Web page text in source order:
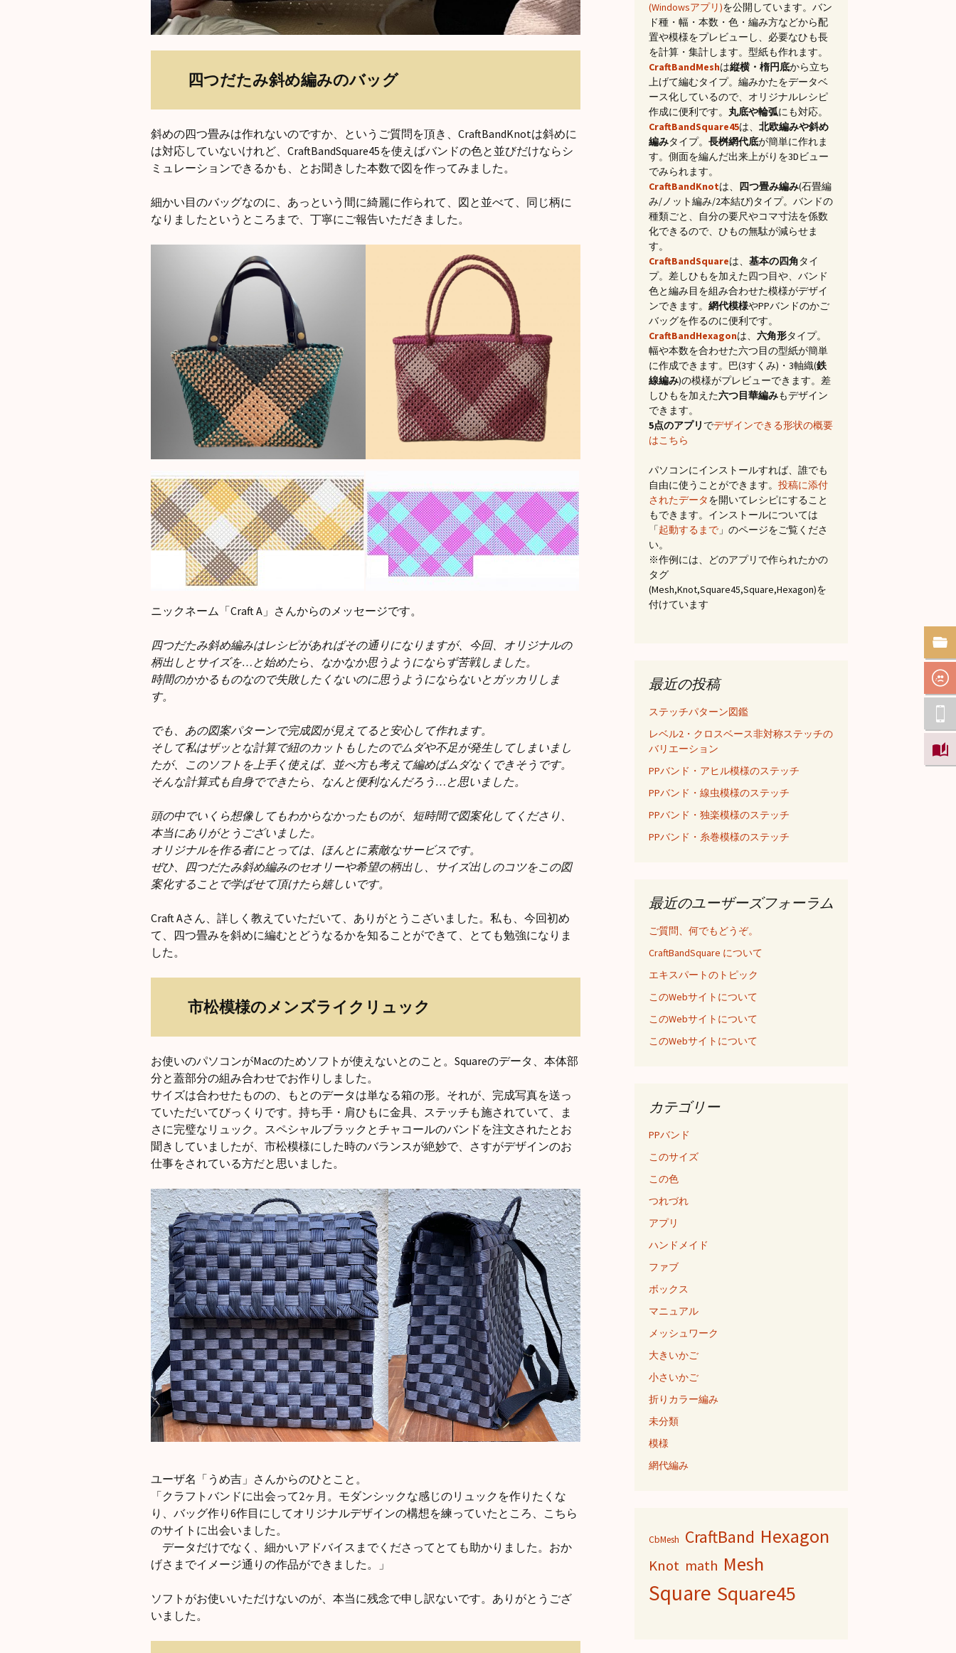
四つだたみ斜め編みのバッグ
斜めの四つ畳みは作れないのですか、というご質問を頂き、CraftBandKnotは斜めに
は対応していないけれど、CraftBandSquare45を使えばバンドの色と並びだけならシ
ミュレーションできるかも、とお聞きした本数で図を作ってみました。
細かい目のバッグなのに、あっという間に綺麗に作られて、図と並べて、同じ柄に
なりましたというところまで、丁寧にご報告いただきました。
ニックネーム「Craft A」さんからのメッセージです。
四つだたみ斜め編みはレシピがあればその通りになりますが、今回、オリジナルの
柄出しとサイズを…と始めたら、なかなか思うようにならず苦戦しました。
時間のかかるものなので失敗したくないのに思うようにならないとガッカリしま
す。
でも、あの図案パターンで完成図が見えてると安心して作れます。
そして私はザッとな計算で紐のカットもしたのでムダや不足が発生してしまいまし
たが、このソフトを上手く使えば、並べ方も考えて編めばムダなくできそうです。
そんな計算式も自身でできたら、なんと便利なんだろう…と思いました。
頭の中でいくら想像してもわからなかったものが、短時間で図案化してくださり、
本当にありがとうございました。
オリジナルを作る者にとっては、ほんとに素敵なサービスです。
ぜひ、四つだたみ斜め編みのセオリーや希望の柄出し、サイズ出しのコツをこの図
案化することで学ばせて頂けたら嬉しいです。
Craft Aさん、詳しく教えていただいて、ありがとうこざいました。私も、今回初め
て、四つ畳みを斜めに編むとどうなるかを知ることができて、とても勉強になりま
した。
市松模様のメンズライクリュック
お使いのパソコンがMacのためソフトが使えないとのこと。Squareのデータ、本体部
分と蓋部分の組み合わせでお作りしました。
サイズは合わせたものの、もとのデータは単なる箱の形。それが、完成写真を送っ
ていただいてびっくりです。持ち手・肩ひもに金具、ステッチも施されていて、ま
さに完璧なリュック。スペシャルブラックとチャコールのバンドを注文されたとお
聞きしていましたが、市松模様にした時のバランスが絶妙で、さすがデザインのお
仕事をされている方だと思いました。
ユーザ名「うめ吉」さんからのひとこと。
「クラフトバンドに出会って2ヶ月。モダンシックな感じのリュックを作りたくな
り、バッグ作り6作目にしてオリジナルデザインの構想を練っていたところ、こちら
のサイトに出会いました。
データだけでなく、細かいアドバイスまでくださってとても助かりました。おか
げさまでイメージ通りの作品ができました。」
ソフトがお使いいただけないのが、本当に残念で申し訳ないです。ありがとうござ
いました。
(Windowsアプリ)を公開しています。バン
ド種・幅・本数・色・編み方などから配
置や模様をプレビューし、必要なひも長
を計算・集計します。型紙も作れます。
CraftBandMeshは縦横・楕円底から立ち
上げて編むタイプ。編みかたをデータベ
ース化しているので、オリジナルレシピ
作成に便利です。 丸底や輪弧にも対応。
CraftBandSquare45は、 北欧編みや斜め
編みタイプ。 長桝網代底が簡単に作れま
す。側面を編んだ出来上がりを3Dビュー
でみられます。
CraftBandKnotは、 四つ畳み編み(石畳編
み/ノット編み/2本結び)タイプ。バンドの
種類ごと、自分の要尺やコマ寸法を係数
化できるので、ひもの無駄が減らせま
す。
CraftBandSquareは、 基本の四角タイ
プ。差しひもを加えた四つ目や、バンド
色と編み目を組み合わせた模様がデザイ
ンできます。 網代模様やPPバンドのかご
バッグを作るのに便利です。
CraftBandHexagonは、 六角形タイプ。
幅や本数を合わせた六つ目の型紙が簡単
に作成できます。巴(3すくみ)・3軸織(鉄
線編み)の模様がプレビューできます。差
しひもを加えた六つ目華編みもデザイン
できます。
5点のアプリ でデザインできる形状の概要
はこちら
パソコンにインストールすれば、誰でも
自由に使うことができます。 投稿に添付
されたデータを開いてレシピにすること
もできます。インストールについては
「起動するまで 」のページをご覧くださ
い。
※作例には、どのアプリで作られたかの
タグ
(Mesh,Knot,Square45,Square,Hexagon)を
付けています
最近の投稿
ステッチパターン図鑑
レベル2・クロスベース非対称ステッチの
バリエーション
PPバンド・アヒル模様のステッチ
PPバンド・線虫模様のステッチ
PPバンド・独楽模様のステッチ
PPバンド・糸巻模様のステッチ
最近のユーザーズフォーラム
ご質問、何でもどうぞ。
CraftBandSquare について
エキスパートのトピック
このWebサイトについて
このWebサイトについて
このWebサイトについて
カテゴリー
PPバンド
このサイズ
この色
つれづれ
アプリ
ハンドメイド
ファブ
ボックス
マニュアル
メッシュワーク
大きいかご
小さいかご
折りカラー編み
未分類
模様
網代編み
CbMesh CraftBand Hexagon
Knot math Mesh
Square Square45